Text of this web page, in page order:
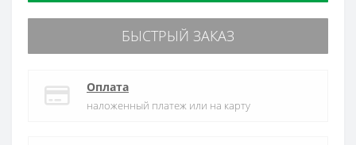
БЫСТРЫЙ ЗАКАЗ
Оплата
наложенный платеж или на карту